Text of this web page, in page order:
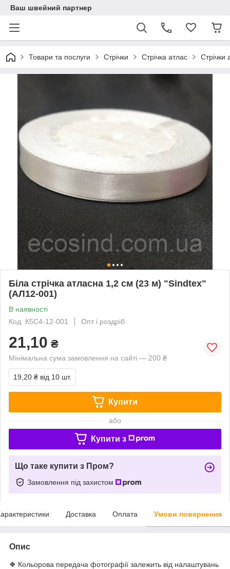
Ваш швейний партнер
Товари та послуги Стрічки Стрічка атлас Стрічки
Біла стрічка атласна 1,2 см (23 м) "Sindtex"
(АЛ12-001)
В наявності
Код: К5С4-12-001
Опт і роздріб
21,10 ₴
Мінімальна сума замовлення на сайті — 200 ₴
19,20 ₴ від 10 шт.
Купити
або
Купити з
Що таке купити з Пром?
Замовлення під захистом
Доставка Оплата Умови повернення
Опис
❖ Кольорова передача фотографії залежить від налаштувань